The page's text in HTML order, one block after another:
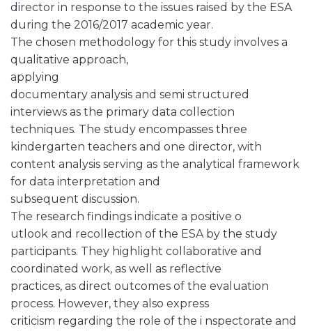
director in response to the issues raised by the ESA
during the 2016/2017 academic year.
The chosen methodology for this study involves a
qualitative approach,
applying
documentary analysis and semi structured
interviews as the primary data collection
techniques. The study encompasses three
kindergarten teachers and one director, with
content analysis serving as the analytical framework
for data interpretation and
subsequent discussion.
The research findings indicate a positive o
utlook and recollection of the ESA by the study
participants. They highlight collaborative and
coordinated work, as well as reflective
practices, as direct outcomes of the evaluation
process. However, they also express
criticism regarding the role of the i nspectorate and